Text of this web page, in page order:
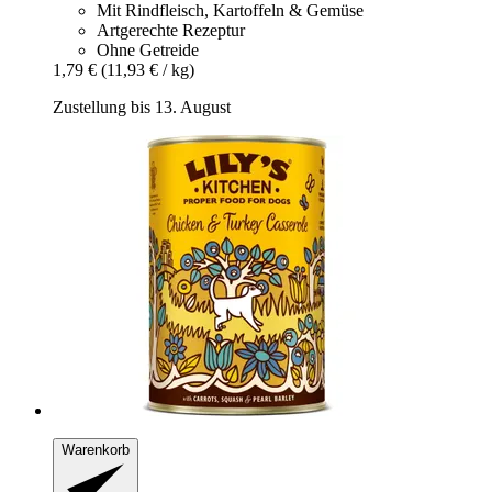
Mit Rindfleisch, Kartoffeln & Gemüse
Artgerechte Rezeptur
Ohne Getreide
1,79 € (11,93 € / kg)
Zustellung bis 13. August
Warenkorb